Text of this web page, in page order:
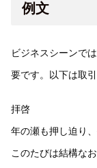
例文
ビジネスシーンで
要です。以下は取
拝啓
年の瀬も押し迫り
このたびは結構な